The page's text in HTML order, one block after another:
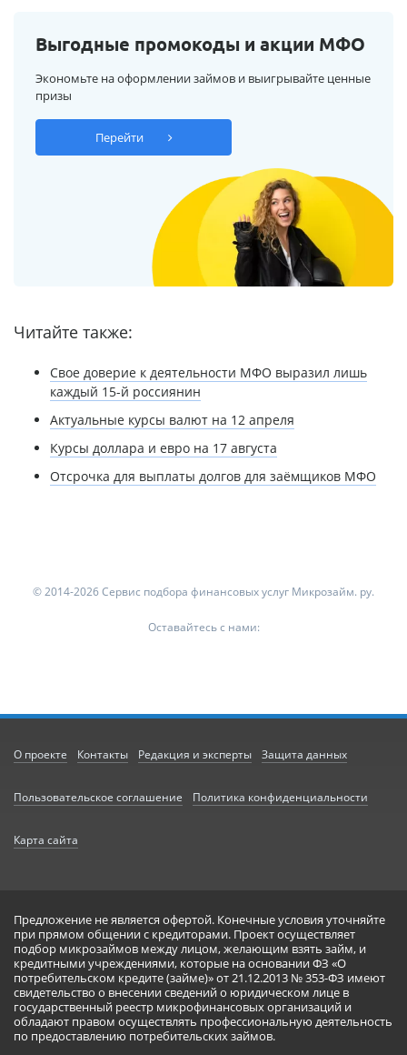
Выгодные промокоды и акции МФО
Экономьте на оформлении займов и выигрывайте ценные
призы
Перейти
Читайте также:
Свое доверие к деятельности МФО выразил лишь
каждый 15-й россиянин
Актуальные курсы валют на 12 апреля
Курсы доллара и евро на 17 августа
Отсрочка для выплаты долгов для заёмщиков МФО
© 2014-2026 Сервис подбора финансовых услуг Микрозайм. ру.
Оставайтесь с нами:
О проекте Контакты Редакция и эксперты Защита данных
Пользовательское соглашение Политика конфиденциальности
Карта сайта
Предложение не является офертой. Конечные условия уточняйте
при прямом общении с кредиторами. Проект осуществляет
подбор микрозаймов между лицом, желающим взять займ, и
кредитными учреждениями, которые на основании ФЗ «О
потребительском кредите (займе)» от 21.12.2013 № 353-ФЗ имеют
свидетельство о внесении сведений о юридическом лице в
государственный реестр микрофинансовых организаций и
обладают правом осуществлять профессиональную деятельность
по предоставлению потребительских займов.